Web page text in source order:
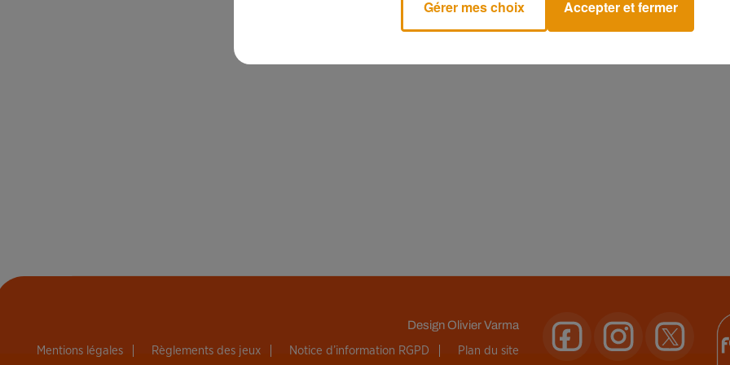
DesignOlivier Varma
Mentions légales Règlements des jeux Notice d’information RGPD Plan du site
Gérer mes choix Accepter et fermer